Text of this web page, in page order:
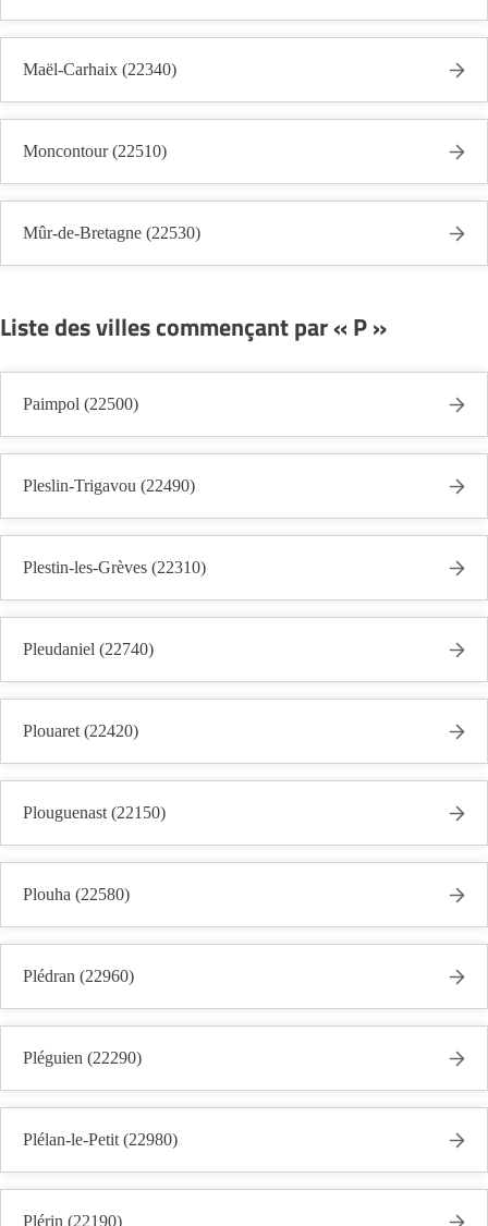
Maël-Carhaix (22340)
Moncontour (22510)
Mûr-de-Bretagne (22530)
Liste des villes commençant par « P »
Paimpol (22500)
Pleslin-Trigavou (22490)
Plestin-les-Grèves (22310)
Pleudaniel (22740)
Plouaret (22420)
Plouguenast (22150)
Plouha (22580)
Plédran (22960)
Pléguien (22290)
Plélan-le-Petit (22980)
Plérin (22190)